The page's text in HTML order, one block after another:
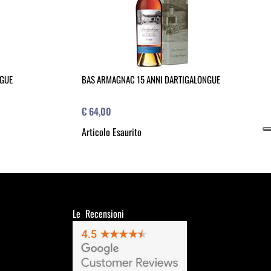
BAS ARMAGNAC 15 ANNI DARTIGALONGUE
€ 64,00
Articolo Esaurito
Le Recensioni